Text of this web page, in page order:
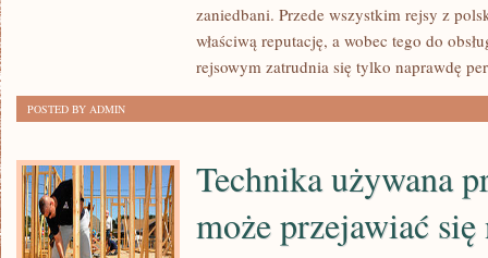
zaniedbani. Przede wszystkim rejsy z
właściwą reputację, a wobec tego do
rejsowym zatrudnia się tylko naprawdę
POSTED BY ADMIN
Technika używana
może przejawiać